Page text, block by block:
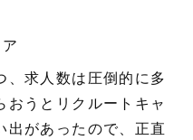
、求人数は圧倒的に多
うとリクルートキャ
出があったので、正直